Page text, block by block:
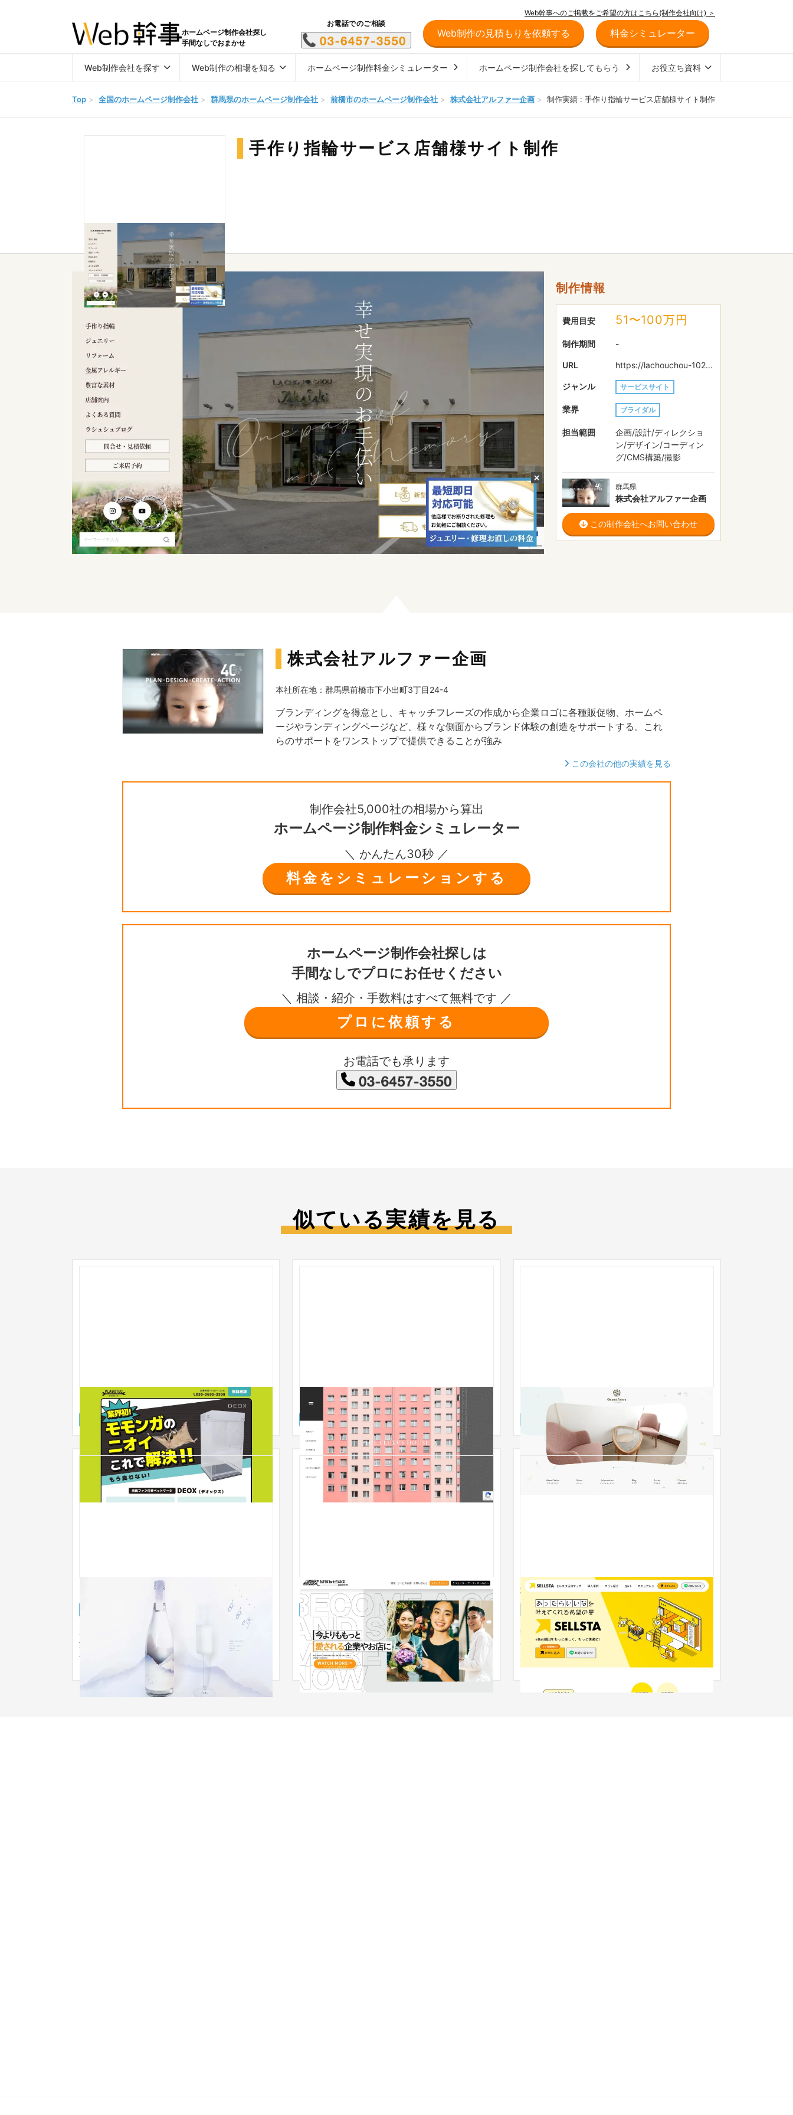
ホームページ制作会社探し
手間なしでおまかせ
Web幹事へのご掲載をご希望の方はこちら(制作会社向け) ＞
お電話でのご相談
Web制作の見積もりを依頼する 料金シミュレーター
Web制作会社を探す Web制作の相場を知る ホームページ制作料金シミュレーター ホームページ制作会社を探してもらう お役立ち資料
Top > 全国のホームページ制作会社 > 群馬県のホームページ制作会社 > 前橋市のホームページ制作会社 > 株式会社アルファー企画 > 制作実績 : 手作り指輪サービス店舗様サイト制作
手作り指輪サービス店舗様サイト制作
制作情報
費用目安 51〜100万円
制作期間 -
URL https://lachouchou-1025.com
ジャンル サービスサイト
業界 ブライダル
担当範囲
企画/設計/ディレクショ
ン/デザイン/コーディン
グ/CMS構築/撮影
群馬県
株式会社アルファー企画
この制作会社へお問い合わせ
株式会社アルファー企画
本社所在地：群馬県前橋市下小出町3丁目24-4
ブランディングを得意とし、キャッチフレーズの作成から企業ロゴに各種販促物、ホームペ
ージやランディングページなど、様々な側面からブランド体験の創造をサポートする。これ
らのサポートをワンストップで提供できることが強み
この会社の他の実績を見る
制作会社5,000社の相場から算出
ホームページ制作料金シミュレーター
＼ かんたん30秒 ／
料金をシミュレーションする
ホームページ制作会社探しは
手間なしでプロにお任せください
＼ 相談・紹介・手数料はすべて無料です ／
プロに依頼する
お電話でも承ります
似ている実績を見る
モモンガ用ケージ
サービスサイト ペット
FLUXUS HOUSE サービスサイト
サービスサイト 美容室・サロン
グランアルブル
サービスサイト 51〜100万円
白白明｜「稲穂が見ていた夜明けの景色」
食品・飲料 201〜300万円
圧倒的な迫力と、息を呑む美しい景色。 そんな新
潟・星峠の棚田から「稲穂が見ていた夜明けの景
色」をコンセプトとした日本酒ブ...
360°DX for Business
サービスサイト IT・Webサービス 31〜50万円
株式会社スキルフル サービスサイト制作
サービスサイト IT・Webサービス
静岡県を拠点に越境EC支援サービスを展開する株式
会社スキルフル様。 ebay輸出をサポートするツー
ル「セルスタ」のリリースに伴...